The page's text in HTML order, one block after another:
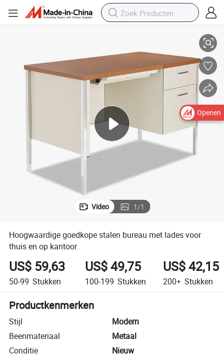
Video 1/1
Hoogwaardige goedkope stalen bureau met lades voor
thuis en op kantoor
US$ 59,63
50-99 Stukken
US$ 49,75
100-199 Stukken
US$ 42,15
200+ Stukken
Productkenmerken
Stijl
Modern
Beenmateriaal
Metaal
Conditie
Nieuw
Openen